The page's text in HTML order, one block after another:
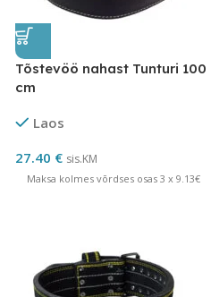
Tõstevöö nahast Tunturi 100
cm
Laos
27.40 € sis.KM
Maksa kolmes võrdses osas 3 x 9.13€